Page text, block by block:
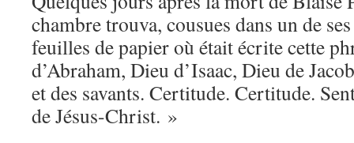
chambre trouva, cousues dans un de
feuilles de papier où était écrite cette
d’Abraham, Dieu d’Isaac, Dieu de
et des savants. Certitude. Certitude.
de Jésus-Christ. »